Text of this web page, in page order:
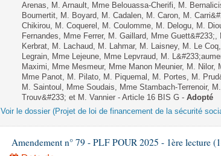
Arenas, M. Arnault, Mme Belouassa-Cherifi, M.
Boumertit, M. Boyard, M. Cadalen, M. Caron, M.
Chikirou, M. Coquerel, M. Coulomme, M. Delogu, M.
Fernandes, Mme Ferrer, M. Gaillard, Mme
Kerbrat, M. Lachaud, M. Lahmar, M. Laisney, M. Le
Legrain, Mme Lejeune, Mme Lepvraud, M.
Maximi, Mme Mesmeur, Mme Manon Meunier, M.
Mme Panot, M. Pilato, M. Piquemal, M. Portes, M.
M. Saintoul, Mme Soudais, Mme Stambach-Terrenoir,
Trouv&#233; et M. Vannier - Article 16 BIS G - Adopté
Voir le dossier (Projet de loi de financement de la sécurité
Amendement n° 79 - PLF POUR 2025 - 1ère lecture